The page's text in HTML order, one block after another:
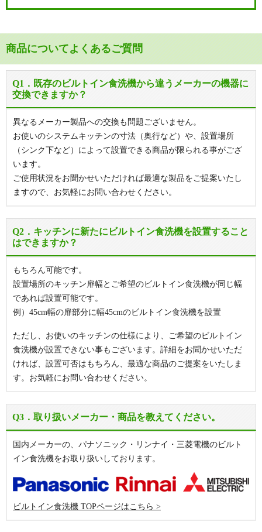
商品についてよくあるご質問
Q1．既存のビルトイン食洗機から違うメーカーの機器に
交換できますか？
異なるメーカー製品への交換も問題ございません。
お使いのシステムキッチンの寸法（奥行など）や、設置場所
（シンク下など）によって設置できる商品が限られる事がござ
います。
ご使用状況をお聞かせいただければ最適な製品をご提案いたし
ますので、お気軽にお問い合わせください。
Q2．キッチンに新たにビルトイン食洗機を設置すること
はできますか？
もちろん可能です。
設置場所のキッチン扉幅とご希望のビルトイン食洗機が同じ幅
であれば設置可能です。
例）45cm幅の扉部分に幅45cmのビルトイン食洗機を設置
ただし、お使いのキッチンの仕様により、ご希望のビルトイン
食洗機が設置できない事もございます。詳細をお聞かせいただ
ければ、設置可否はもちろん、最適な商品のご提案をいたしま
す。お気軽にお問い合わせください。
Q3．取り扱いメーカー・商品を教えてください。
国内メーカーの、パナソニック・リンナイ・三菱電機のビルト
イン食洗機をお取り扱いしております。
ビルトイン食洗機 TOPページはこちら